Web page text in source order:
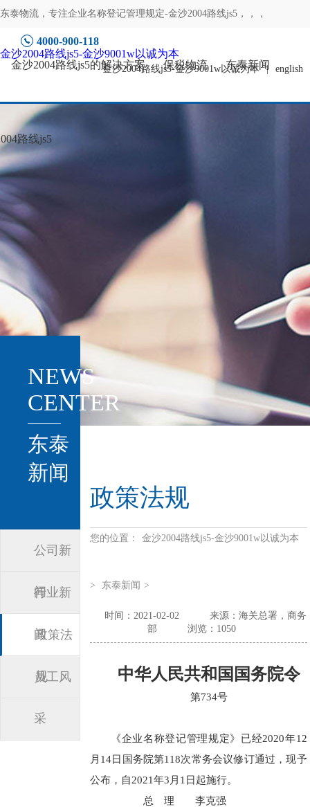
东泰物流，专注企业名称登记管理规定-金沙2004路线js5 ，，，
4000-900-118
金沙2004路线js5-金沙9001w以诚为本 | english
金沙2004路线js5-金沙9001w以诚为本
金沙2004路线js5的解决方案
保税物流 东泰新闻
路线js5
NEWS
CENTER
东泰
新闻
公司新
闻
行业新
闻
政策法
规
员工风
采
政策法规
您的位置： 金沙2004路线js5-金沙9001w以诚为本
> 东泰新闻 >
时间：2021-02-02
来源：海关总署，商务
部
浏览：1050
中华人民共和国国务院令
第734号
《企业名称登记管理规定》已经2020年12
月14日国务院第118次常务会议修订通过，现予
公布，自2021年3月1日起施行。
总 理 李克强